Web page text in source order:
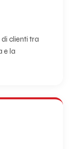
di clienti tra
e la